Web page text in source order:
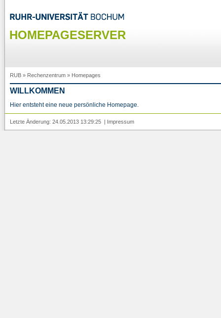
HOMEPAGESERVER
RUB » Rechenzentrum » Homepages
WILLKOMMEN
Hier entsteht eine neue persönliche Homepage.
Letzte Änderung: 24.05.2013 13:29:25 | Impressum